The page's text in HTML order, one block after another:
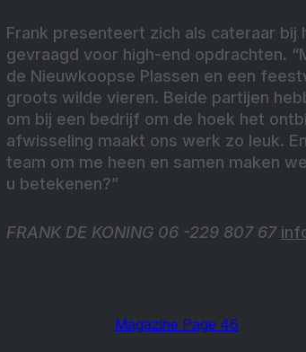
Frank presenteert zich als cateraar
gevraagd voor high-end opdrachten.
de Nieuwkoopse Plassen en een
groots wilde vieren. Beide partijen
om bij een bedrijf om de hoek het
afwisseling maakt ons werk zo leuk.
team om me heen en samen maken
u betekenen?”
FRANK DE KONING 06 -229 807 67
Magazine Page 46